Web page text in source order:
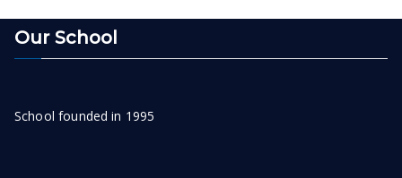
Our School
School founded in 1995